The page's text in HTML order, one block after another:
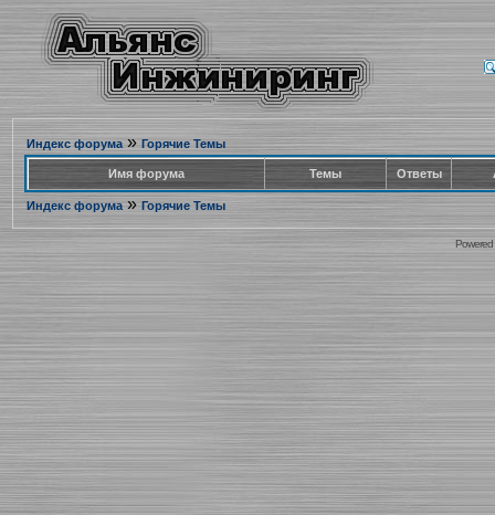
Индекс форума» Горячие Темы
Имя форума Темы Ответы
Индекс форума» Горячие Темы